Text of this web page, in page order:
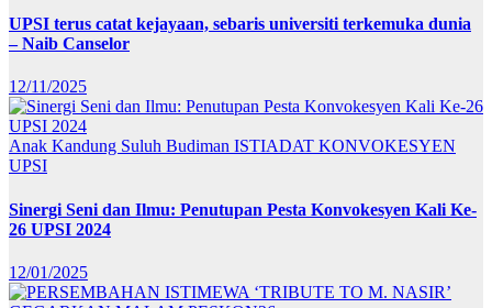
UPSI terus catat kejayaan, sebaris universiti terkemuka dunia
– Naib Canselor
12/11/2025
Anak Kandung Suluh Budiman ISTIADAT KONVOKESYEN
UPSI
Sinergi Seni dan Ilmu: Penutupan Pesta Konvokesyen Kali Ke-
26 UPSI 2024
12/01/2025